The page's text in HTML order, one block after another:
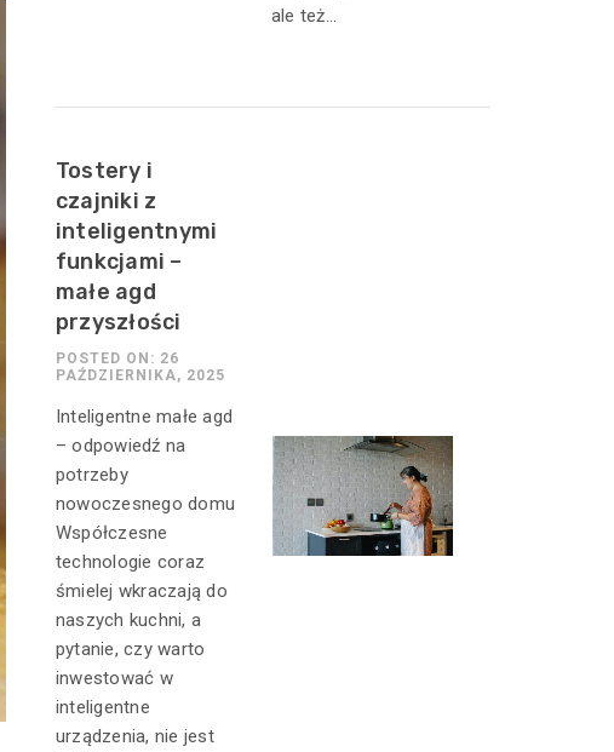
ale też...
Tostery i
czajniki z
inteligentnymi
funkcjami –
małe agd
przyszłości
POSTED ON: 26
PAŹDZIERNIKA, 2025
Inteligentne małe agd
– odpowiedź na
potrzeby
nowoczesnego domu
Współczesne
technologie coraz
śmielej wkraczają do
naszych kuchni, a
pytanie, czy warto
inwestować w
inteligentne
urządzenia, nie jest